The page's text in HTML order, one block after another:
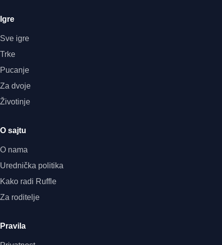
Igre
Sve igre
Trke
Pucanje
Za dvoje
Životinje
O sajtu
O nama
Urednička politika
Kako radi Ruffle
Za roditelje
Pravila